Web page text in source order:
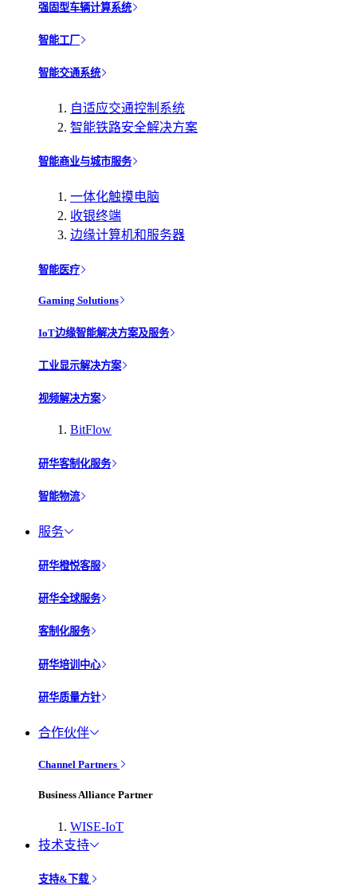
强固型车辆计算系统
智能工厂
智能交通系统
自适应交通控制系统
智能铁路安全解决方案
智能商业与城市服务
一体化触摸电脑
收银终端
边缘计算机和服务器
智能医疗
Gaming Solutions
IoT边缘智能解决方案及服务
工业显示解决方案
视频解决方案
BitFlow
研华客制化服务
智能物流
服务
研华橙悦客服
研华全球服务
客制化服务
研华培训中心
研华质量方针
合作伙伴
Channel Partners
Business Alliance Partner
WISE-IoT
技术支持
支持&下载